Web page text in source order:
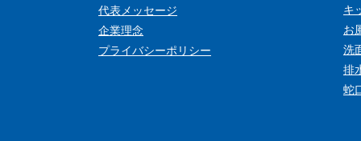
代表メッセージ
企業理念
プライバシーポリシー
キ
お
洗
排
蛇